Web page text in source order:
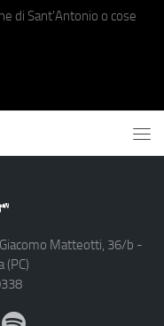
di Sant'Antonio o cose
Matteotti, 36/b -
(PC)